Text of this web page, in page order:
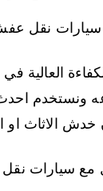
نقل
العالية
ونستخدم
الاثاث او
مع سيارات